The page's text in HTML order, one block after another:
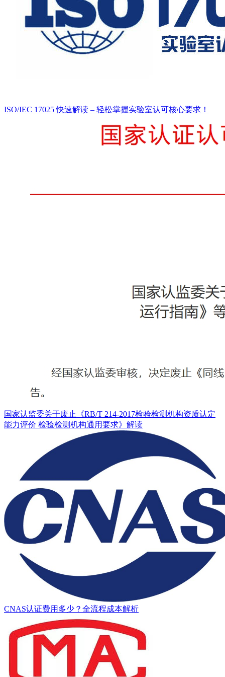
ISO/IEC 17025 快速解读 – 轻松掌握实验室认可核心要求！
国家认监委关于废止《RB/T 214-2017检验检测机构资质认定
能力评价 检验检测机构通用要求》解读
CNAS认证费用多少？全流程成本解析